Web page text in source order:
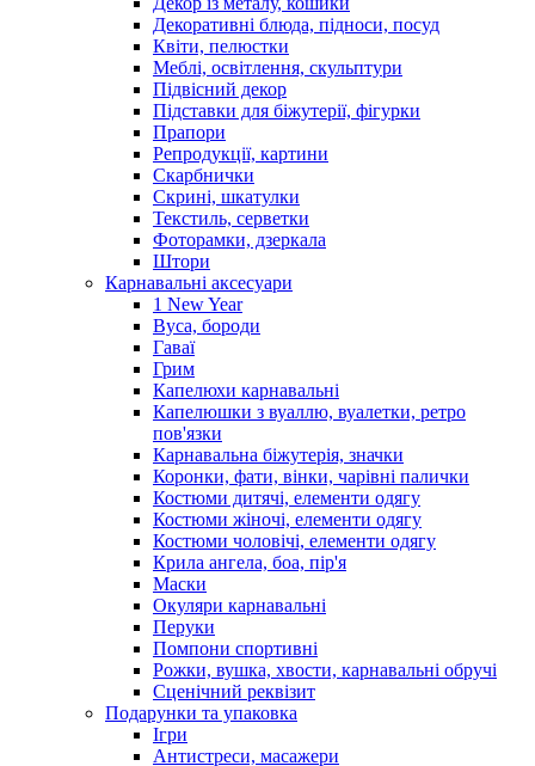
Декоративні блюда, підноси, посуд
Квіти, пелюстки
Меблі, освітлення, скульптури
Підвісний декор
Підставки для біжутерії, фігурки
Прапори
Репродукції, картини
Скарбнички
Скрині, шкатулки
Текстиль, серветки
Фоторамки, дзеркала
Штори
Карнавальні аксесуари
1 New Year
Вуса, бороди
Гаваї
Грим
Капелюхи карнавальні
Капелюшки з вуаллю, вуалетки, ретро
пов'язки
Карнавальна біжутерія, значки
Коронки, фати, вінки, чарівні палички
Костюми дитячі, елементи одягу
Костюми жіночі, елементи одягу
Костюми чоловічі, елементи одягу
Крила ангела, боа, пір'я
Маски
Окуляри карнавальні
Перуки
Помпони спортивні
Рожки, вушка, хвости, карнавальні обручі
Сценічний реквізит
Подарунки та упаковка
Ігри
Антистреси, масажери